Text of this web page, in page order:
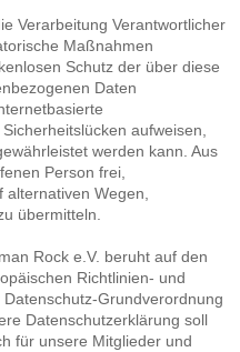
Verarbeitung Verantwortlicher
Maßnahmen
Schutz der über diese
Daten
aufweisen,
werden kann. Aus
Person frei,
Wegen,
übermitteln.
Rock e.V. beruht auf den
Richtlinien- und
Grundverordnung
Datenschutzerklärung soll
für unsere Mitglieder und